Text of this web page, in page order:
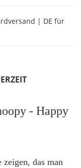
| DE für
- Happy
das man